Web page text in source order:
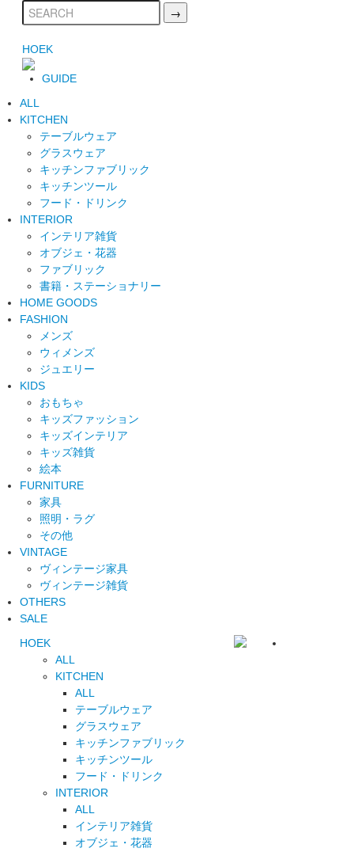
HOEK
GUIDE
ALL
KITCHEN
テーブルウェア
グラスウェア
キッチンファブリック
キッチンツール
フード・ドリンク
INTERIOR
インテリア雑貨
オブジェ・花器
ファブリック
書籍・ステーショナリー
HOME GOODS
FASHION
メンズ
ウィメンズ
ジュエリー
KIDS
おもちゃ
キッズファッション
キッズインテリア
キッズ雑貨
絵本
FURNITURE
家具
照明・ラグ
その他
VINTAGE
ヴィンテージ家具
ヴィンテージ雑貨
OTHERS
SALE
HOEK
ALL
KITCHEN
ALL
テーブルウェア
グラスウェア
キッチンファブリック
キッチンツール
フード・ドリンク
INTERIOR
ALL
インテリア雑貨
オブジェ・花器